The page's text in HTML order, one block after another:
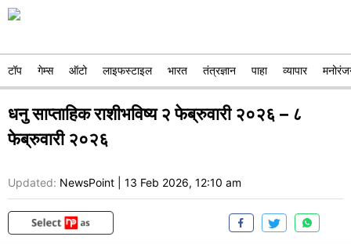
टॉप गेम्स ऑटो लाइफस्टाइल भारत तंत्रज्ञान पाहा व्यापार
धनु साप्ताहिक राशीभविष्य २ फेब्रुवारी २०२६ – ८
फेब्रुवारी २०२६
Updated: NewsPoint 13 Feb 2026, 12:10 am